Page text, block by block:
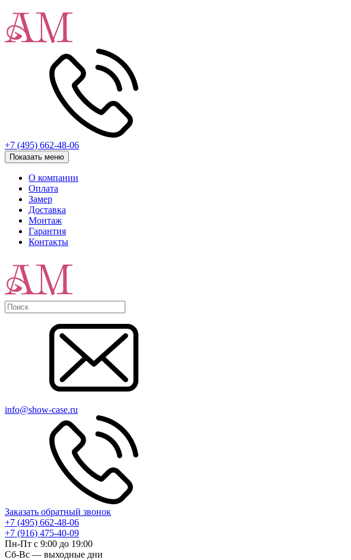
+7 (495) 662-48-06
Показать меню
О компании
Оплата
Замер
Доставка
Монтаж
Гарантия
Контакты
info@show-case.ru
Заказать обратный звонок
+7 (495) 662-48-06
+7 (916) 475-40-09
Пн-Пт с 9:00 до 19:00
Сб-Вс — выходные дни